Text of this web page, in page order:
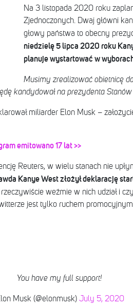
Na 3 listopada 2020 roku
Zjednoczonych. Dwaj główni
głowy państwa to obecny
niedzielę 5 lipca 2020 roku
planuje wystartować w
Musimy zrealizować obietnicę
kandydował na prezydenta
miliarder Elon Musk –
emitowano 17 lat >>
Reuters, w wielu stanach nie
Kanye West złożył deklarację
weźmie w nich udział i
jest tylko ruchem
You have my full support!
Musk (@elonmusk) July 5, 2020